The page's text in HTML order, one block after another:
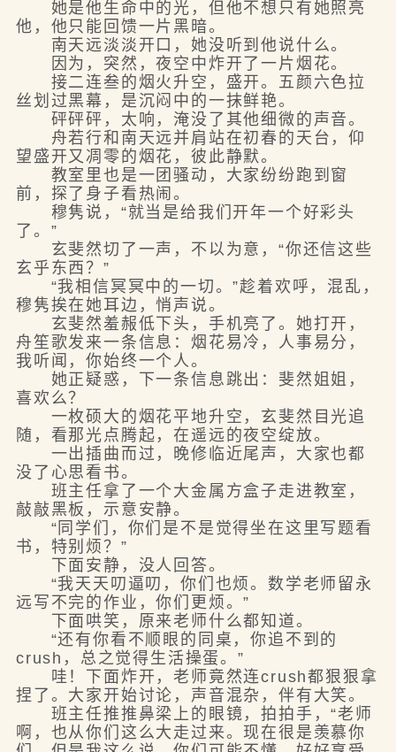
她是他生命中的光，但他不想只有她照亮
他，他只能回馈一片黑暗。
南天远淡淡开口，她没听到他说什么。
因为，突然，夜空中炸开了一片烟花。
接二连叁的烟火升空，盛开。五颜六色拉
丝划过黑幕，是沉闷中的一抹鲜艳。
砰砰砰，太响，淹没了其他细微的声音。
舟若行和南天远并肩站在初春的天台，仰
望盛开又凋零的烟花，彼此静默。
教室里也是一团骚动，大家纷纷跑到窗
前，探了身子看热闹。
穆隽说，“就当是给我们开年一个好彩头
了。”
玄斐然切了一声，不以为意，“你还信这些
玄乎东西？”
“我相信冥冥中的一切。”趁着欢呼，混乱，
穆隽挨在她耳边，悄声说。
玄斐然羞赧低下头，手机亮了。她打开，
舟笙歌发来一条信息：烟花易冷，人事易分，
我听闻，你始终一个人。
她正疑惑，下一条信息跳出：斐然姐姐，
喜欢么？
一枚硕大的烟花平地升空，玄斐然目光追
随，看那光点腾起，在遥远的夜空绽放。
一出插曲而过，晚修临近尾声，大家也都
没了心思看书。
班主任拿了一个大金属方盒子走进教室，
敲敲黑板，示意安静。
“同学们，你们是不是觉得坐在这里写题看
书，特别烦？”
下面安静，没人回答。
“我天天叨逼叨，你们也烦。数学老师留永
远写不完的作业，你们更烦。”
下面哄笑，原来老师什么都知道。
“还有你看不顺眼的同桌，你追不到的
crush，总之觉得生活操蛋。”
哇！下面炸开，老师竟然连crush都狠狠拿
捏了。大家开始讨论，声音混杂，伴有大笑。
班主任推推鼻梁上的眼镜，拍拍手，“老师
啊，也从你们这么大走过来。现在很是羡慕你